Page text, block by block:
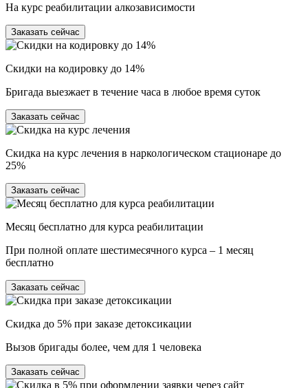
На курс реабилитации алкозависимости
Заказать сейчас
Скидки на кодировку до 14%
Бригада выезжает в течение часа в любое время суток
Заказать сейчас
Скидка на курс лечения в наркологическом стационаре до
25%
Заказать сейчас
Месяц бесплатно для курса реабилитации
При полной оплате шестимесячного курса – 1 месяц
бесплатно
Заказать сейчас
Скидка до 5% при заказе детоксикации
Вызов бригады более, чем для 1 человека
Заказать сейчас